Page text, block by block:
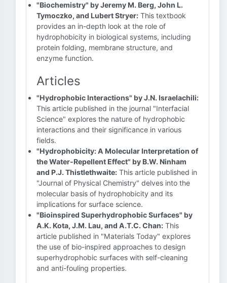
"Biochemistry" by Jeremy M. Berg, John L.
Tymoczko, and Lubert Stryer: This textbook
provides an in-depth look at the role of
hydrophobicity in biological systems, including
protein folding, membrane structure, and
enzyme function.
Articles
"Hydrophobic Interactions" by J.N. Israelachili:
This article published in the journal "Interfacial
Science" explores the nature of hydrophobic
interactions and their significance in various
fields.
"Hydrophobicity: A Molecular Interpretation of
the Water-Repellent Effect" by B.W. Ninham
and P.J. Thistlethwaite: This article published in
"Journal of Physical Chemistry" delves into the
molecular basis of hydrophobicity and its
implications for surface science.
"Bioinspired Superhydrophobic Surfaces" by
A.K. Kota, J.M. Lau, and A.T.C. Chan: This
article published in "Materials Today" explores
the use of bio-inspired approaches to design
superhydrophobic surfaces with self-cleaning
and anti-fouling properties.